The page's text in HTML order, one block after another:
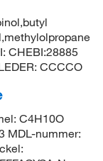
CHEBI:28885
CCCCO
C4H10O
MDL-nummer: